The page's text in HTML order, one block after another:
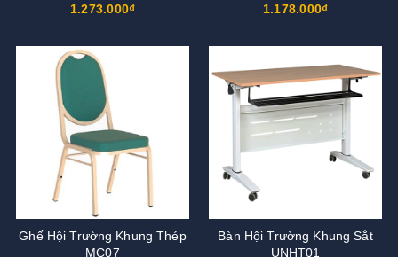
1.273.000₫
1.178.000₫
Ghế Hội Trường Khung Thép
MC07
Bàn Hội Trường Khung Sắt
UNHT01